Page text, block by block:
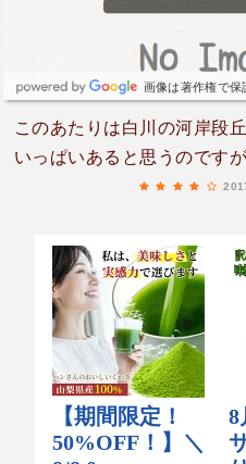
画像は著作権で保
このあたりは白川の河岸段
いっぱいあると思うのです